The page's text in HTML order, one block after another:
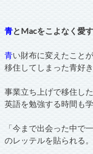
青とMacをこよなく愛
青い財布に変えたこと
移住してしまった青好
事業立ち上げで移住し
英語を勉強する時間も
「今まで出会った中で
のレッテルを貼られる。